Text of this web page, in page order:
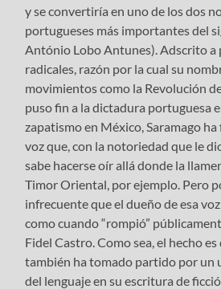
y se convertiría en uno de los dos
portugueses más importantes del
António Lobo Antunes). Adscrito a
radicales, razón por la cual su
movimientos como la Revolución
puso fin a la dictadura portuguesa
zapatismo en México, Saramago
voz que, con la notoriedad que le
sabe hacerse oír allá donde la
Timor Oriental, por ejemplo. Pero
infrecuente que el dueño de esa
como cuando “rompió”
Fidel Castro. Como sea, el hecho es
también ha tomado partido por un
del lenguaje en su escritura de